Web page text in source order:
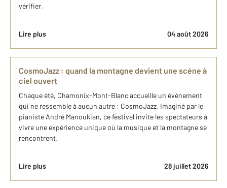
vérifier.
Lire plus 04 août 2026
CosmoJazz : quand la montagne devient une scène à
ciel ouvert
Chaque été, Chamonix-Mont-Blanc accueille un événement
qui ne ressemble à aucun autre : CosmoJazz. Imaginé par le
pianiste André Manoukian, ce festival invite les spectateurs à
vivre une expérience unique où la musique et la montagne se
rencontrent.
Lire plus 28 juillet 2026